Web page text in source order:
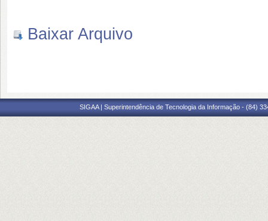
Baixar Arquivo
SIGAA | Superintendência de Tecnologia da Informação - (84)